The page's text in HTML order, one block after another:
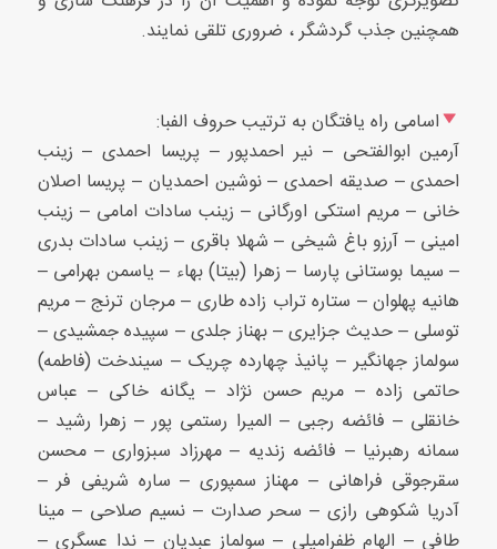
همچنین جذب گردشگر ، ضروری تلقی نمایند.
اسامی راه یافتگان به ترتیب حروف الفبا:
آرمین ابوالفتحی – نیر احمدپور – پریسا احمدی – زینب
احمدی – صدیقه احمدی – نوشین احمدیان – پریسا اصلان
خانی – مریم استکی اورگانی – زینب سادات امامی – زینب
امینی – آرزو باغ شیخی – شهلا باقری – زینب سادات بدری
– سیما بوستانی پارسا – زهرا (بیتا) بهاء – یاسمن بهرامی –
هانیه پهلوان – ستاره تراب زاده طاری – مرجان ترنج – مریم
توسلی – حدیث جزایری – بهناز جلدی – سپیده جمشیدی –
سولماز جهانگیر – پانیذ چهارده چریک – سیندخت (فاطمه)
حاتمی زاده – مریم حسن نژاد – یگانه خاکی – عباس
خانقلی – فائضه رجبی – المیرا رستمی پور – زهرا رشید –
سمانه رهبرنیا – فائضه زندیه – مهرزاد سبزواری – محسن
سقرجوقی فراهانی – مهناز سمپوری – ساره شریفی فر –
آدریا شکوهی رازی – سحر صدارت – نسیم صلاحی – مینا
طافی – الهام ظفرامیلی – سولماز عبدیان – ندا عسگری –